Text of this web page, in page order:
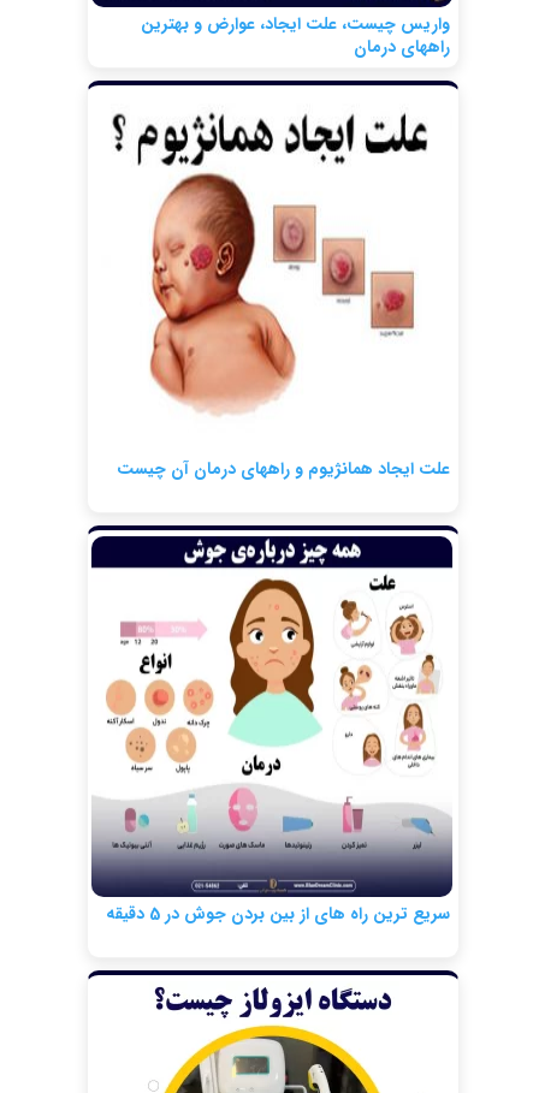
واریس چیست، علت ایجاد، عوارض و بهترین
راههای درمان
علت ایجاد همانژیوم و راههای درمان آن چیست
سریع ترین راه های از بین بردن جوش در 5 دقیقه